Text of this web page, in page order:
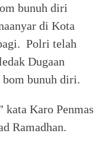
bunuh diri
di Kota
Polri telah
Dugaan
bom bunuh diri.
kata Karo Penmas
Ramadhan.